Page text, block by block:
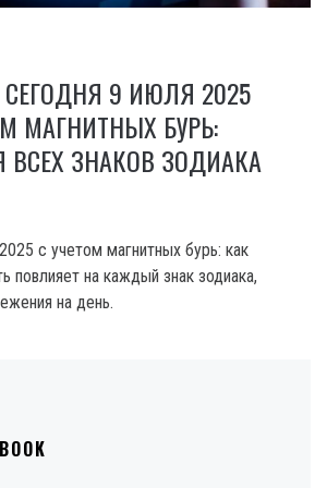
9 ИЮЛЯ 2025
МАГНИТНЫХ БУРЬ:
ВСЕХ ЗНАКОВ ЗОДИАКА
с учетом магнитных бурь: как
повлияет на каждый знак зодиака,
на день.